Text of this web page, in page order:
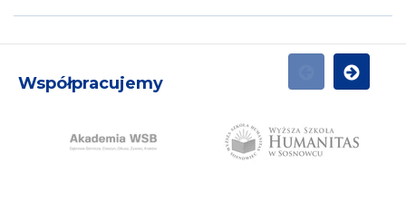
Współpracujemy POPRZEDNI